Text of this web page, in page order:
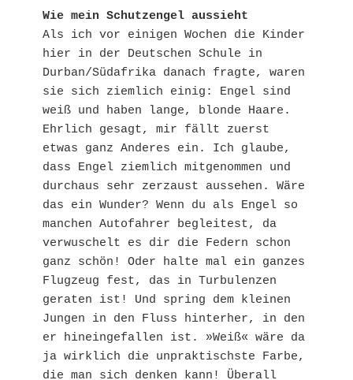
Wie mein Schutzengel aussieht
Als ich vor einigen Wochen die Kinder
hier in der Deutschen Schule in
Durban/Südafrika danach fragte, waren
sie sich ziemlich einig: Engel sind
weiß und haben lange, blonde Haare.
Ehrlich gesagt, mir fällt zuerst
etwas ganz Anderes ein. Ich glaube,
dass Engel ziemlich mitgenommen und
durchaus sehr zerzaust aussehen. Wäre
das ein Wunder? Wenn du als Engel so
manchen Autofahrer begleitest, da
verwuschelt es dir die Federn schon
ganz schön! Oder halte mal ein ganzes
Flugzeug fest, das in Turbulenzen
geraten ist! Und spring dem kleinen
Jungen in den Fluss hinterher, in den
er hineingefallen ist. »Weiß« wäre da
ja wirklich die unpraktischste Farbe,
die man sich denken kann! Überall